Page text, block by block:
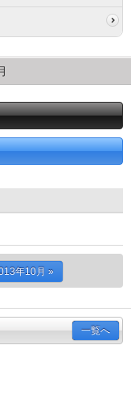
年10月 »
一覧へ